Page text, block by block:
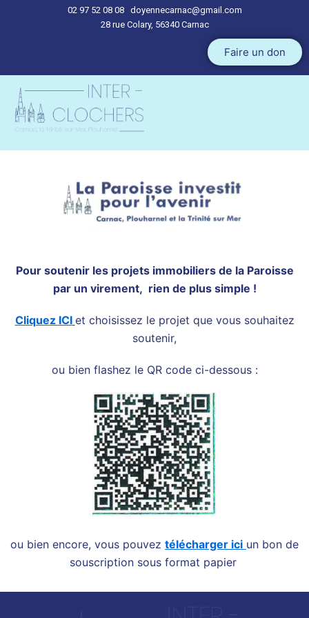
contenu
02 97 52 08 08
doyennecarnac@gmail.com
28 rue Colary, 56340 Carnac
Faire un don
Pour soutenir les projets immobiliers de la Paroisse
par un virement, rien de plus simple !
Cliquez ICI et choisissez le projet que vous souhaitez
soutenir,
ou bien flashez le QR code ci-dessous :
ou bien encore, vous pouvez télécharger ici un bon de
souscription sous format papier